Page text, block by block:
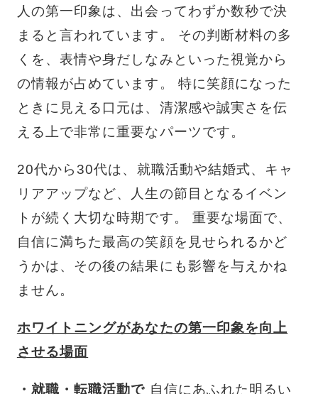
人の第一印象は、出会ってわずか数秒で決
まると言われています。 その判断材料の多
くを、表情や身だしなみといった視覚から
の情報が占めています。 特に笑顔になった
ときに見える口元は、清潔感や誠実さを伝
える上で非常に重要なパーツです。
20代から30代は、就職活動や結婚式、キャ
リアアップなど、人生の節目となるイベン
トが続く大切な時期です。 重要な場面で、
自信に満ちた最高の笑顔を見せられるかど
うかは、その後の結果にも影響を与えかね
ません。
ホワイトニングがあなたの第一印象を向上
させる場面
・就職・転職活動で 自信にあふれた明るい